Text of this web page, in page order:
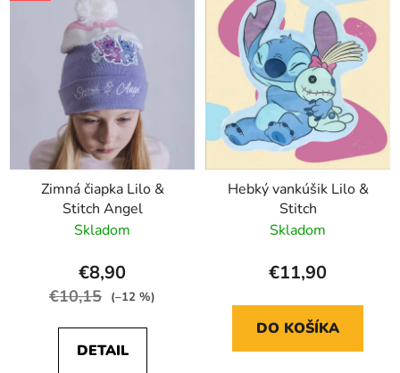
Zimná čiapka Lilo &
Stitch Angel
Skladom
€8,90
€10,15 (–12 %)
DETAIL
Hebký vankúšik Lilo &
Stitch
Skladom
€11,90
DO KOŠÍKA